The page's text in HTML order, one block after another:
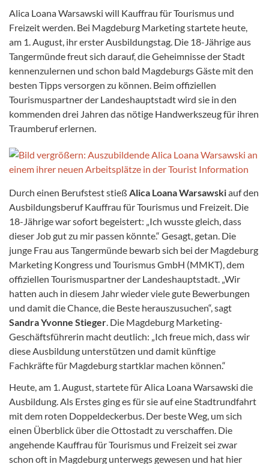
Alica Loana Warsawski will Kauffrau für Tourismus und
Freizeit werden. Bei Magdeburg Marketing startete heute,
am 1. August, ihr erster Ausbildungstag. Die 18-Jährige aus
Tangermünde freut sich darauf, die Geheimnisse der Stadt
kennenzulernen und schon bald Magdeburgs Gäste mit den
besten Tipps versorgen zu können. Beim offiziellen
Tourismuspartner der Landeshauptstadt wird sie in den
kommenden drei Jahren das nötige Handwerkszeug für ihren
Traumberuf erlernen.
Durch einen Berufstest stieß Alica Loana Warsawskiauf den
Ausbildungsberuf Kauffrau für Tourismus und Freizeit. Die
18-Jährige war sofort begeistert: „Ich wusste gleich, dass
dieser Job gut zu mir passen könnte.“ Gesagt, getan. Die
junge Frau aus Tangermünde bewarb sich bei der Magdeburg
Marketing Kongress und Tourismus GmbH (MMKT), dem
offiziellen Tourismuspartner der Landeshauptstadt. „Wir
hatten auch in diesem Jahr wieder viele gute Bewerbungen
und damit die Chance, die Beste herauszusuchen“, sagt
Sandra Yvonne Stieger . Die Magdeburg Marketing-
Geschäftsführerin macht deutlich: „Ich freue mich, dass wir
diese Ausbildung unterstützen und damit künftige
Fachkräfte für Magdeburg startklar machen können.“
Heute, am 1. August, startete für Alica Loana Warsawski die
Ausbildung. Als Erstes ging es für sie auf eine Stadtrundfahrt
mit dem roten Doppeldeckerbus. Der beste Weg, um sich
einen Überblick über die Ottostadt zu verschaffen. Die
angehende Kauffrau für Tourismus und Freizeit sei zwar
schon oft in Magdeburg unterwegs gewesen und hat hier